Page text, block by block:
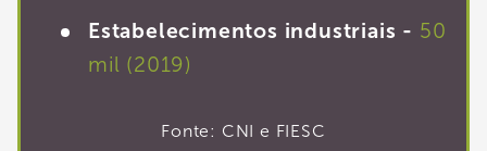
Estabelecimentos industriais - 50
mil (2019)
Fonte: CNI e FIESC